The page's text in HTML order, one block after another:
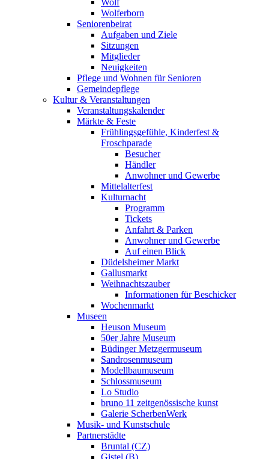
Wolf
Wolferborn
Seniorenbeirat
Aufgaben und Ziele
Sitzungen
Mitglieder
Neuigkeiten
Pflege und Wohnen für Senioren
Gemeindepflege
Kultur & Veranstaltungen
Veranstaltungskalender
Märkte & Feste
Frühlingsgefühle, Kinderfest &
Froschparade
Besucher
Händler
Anwohner und Gewerbe
Mittelalterfest
Kulturnacht
Programm
Tickets
Anfahrt & Parken
Anwohner und Gewerbe
Auf einen Blick
Düdelsheimer Markt
Gallusmarkt
Weihnachtszauber
Informationen für Beschicker
Wochenmarkt
Museen
Heuson Museum
50er Jahre Museum
Büdinger Metzgermuseum
Sandrosenmuseum
Modellbaumuseum
Schlossmuseum
Lo Studio
bruno 11 zeitgenössische kunst
Galerie ScherbenWerk
Musik- und Kunstschule
Partnerstädte
Bruntal (CZ)
Gistel (B)